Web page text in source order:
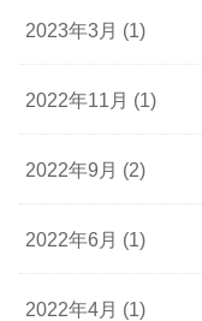
2023年3月 (1)
2022年11月 (1)
2022年9月 (2)
2022年6月 (1)
2022年4月 (1)